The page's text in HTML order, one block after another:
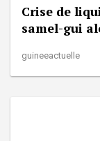
Crise de
samel-gui
guineeactuelle